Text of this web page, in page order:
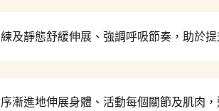
及靜態舒緩伸展、強調呼吸節奏，助於提
漸進地伸展身體、活動每個關節及肌肉